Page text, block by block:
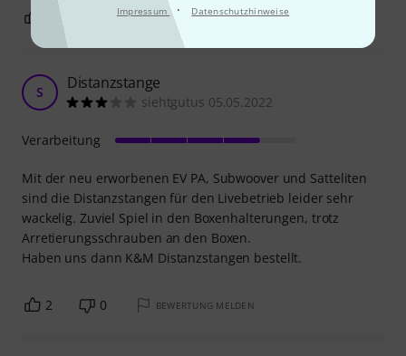
Impressum · Datenschutzhinweise
BEWERTUNG MELDEN
S Distanzstange
siehtgutus 05.05.2022
Mit der neu erworbenen EV PA, Subwoover und Satteliten
sind die Distanzstangen für den Livebetrieb leider sehr
wackelig. Zuviel Spiel in den Boxenhalterungen, trotz
Arretierungsschrauben an den Boxen.
Haben uns dann K&M Distanzstangen bestellt.
Verarbeitung
2 0 BEWERTUNG MELDEN